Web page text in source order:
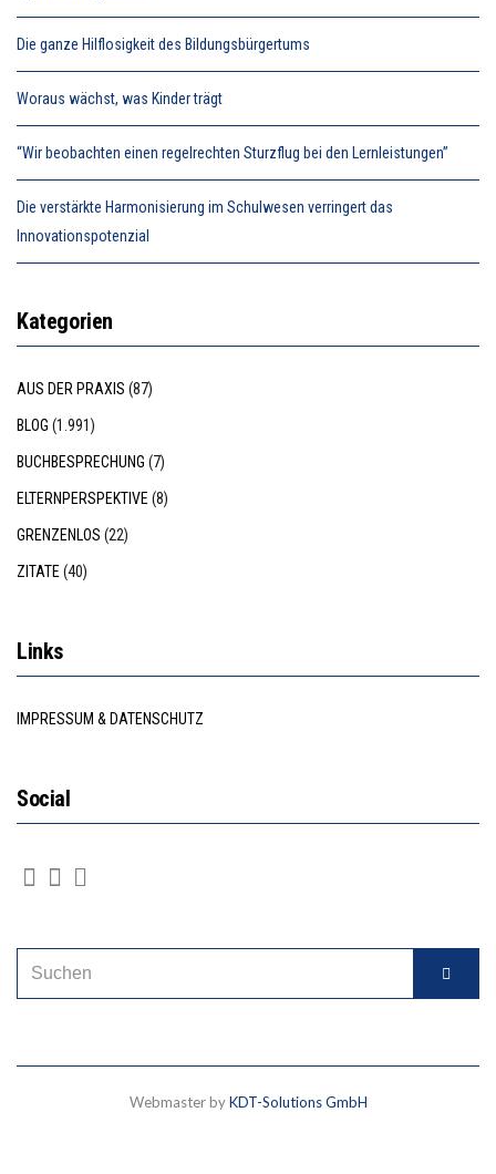
Die ganze Hilflosigkeit des Bildungsbürgertums
Woraus wächst, was Kinder trägt
“Wir beobachten einen regelrechten Sturzflug bei den Lernleistungen”
Die verstärkte Harmonisierung im Schulwesen verringert das
Innovationspotenzial
Kategorien
AUS DER PRAXIS (87)
BLOG (1.991)
BUCHBESPRECHUNG (7)
ELTERNPERSPEKTIVE (8)
GRENZENLOS (22)
ZITATE (40)
Links
IMPRESSUM & DATENSCHUTZ
Social
Webmaster byKDT-Solutions GmbH